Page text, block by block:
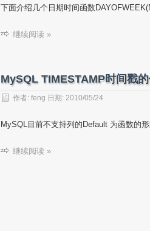
下面介绍几个日期时间函数
继续阅读 »
MySQL TIMESTAMP时间戳
作者: feng 日期: 2010/05/24
MySQL目前不支持列的Default 为函数
继续阅读 »